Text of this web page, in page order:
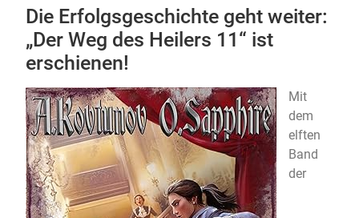
Die Erfolgsgeschichte geht weiter:
„Der Weg des Heilers 11“ ist
erschienen!
Mit
dem
elften
Band
der